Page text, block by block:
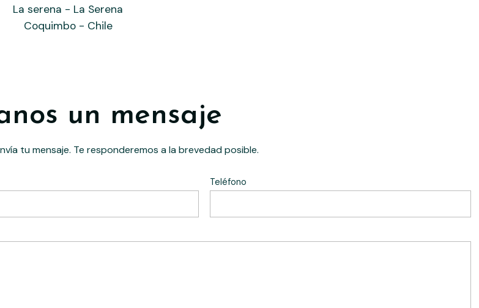
La serena - La Serena
Coquimbo - Chile
un mensaje
tu mensaje. Te responderemos a la brevedad posible.
Teléfono